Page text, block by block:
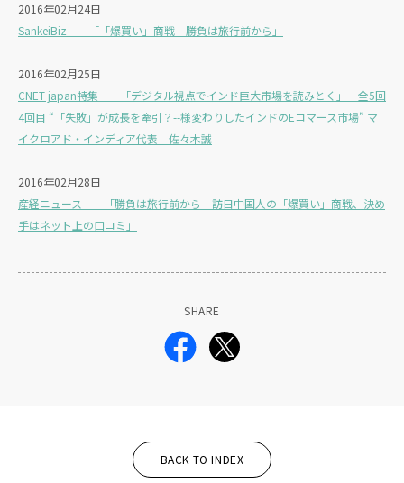
2016年02月24日
SankeiBiz 「「爆買い」商戦 勝負は旅行前から」
2016年02月25日
CNET japan特集 「デジタル視点でインド巨大市場を読みとく」 全5回
4回目 “「失敗」が成長を牽引？--様変わりしたインドのEコマース市場” マ
イクロアド・インディア代表 佐々木誠
2016年02月28日
産経ニュース 「勝負は旅行前から 訪日中国人の「爆買い」商戦、決め
手はネット上の口コミ」
SHARE
BACK TO INDEX